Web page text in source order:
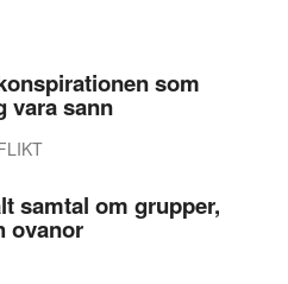
som
vara sann
samtal om grupper,
ovanor